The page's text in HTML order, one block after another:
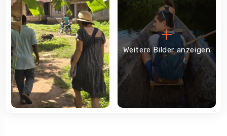
Weitere Bilder anzeigen